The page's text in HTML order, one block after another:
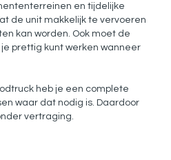
en tijdelijke
de unit makkelijk te vervoeren
kan worden. Ook moet de
prettig kunt werken wanneer
heb je een complete
waar dat nodig is. Daardoor
vertraging.